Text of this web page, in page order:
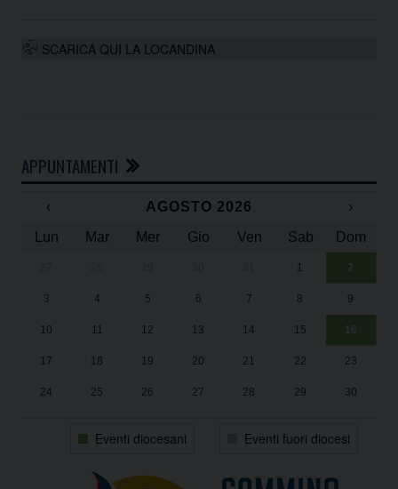
SCARICA QUI LA LOCANDINA
APPUNTAMENTI
‹ AGOSTO 2026
›
Lun
Mar Mer Gio Ven Sab Dom
1 2
3 4 5 6 7 8 9
10 11 12 13 14 15 16
17 18 19 20 21 22 23
24 25 26 27 28 29 30
Eventi diocesani Eventi fuori diocesi